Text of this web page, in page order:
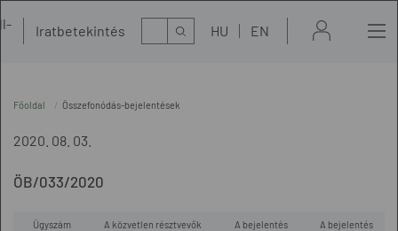
Iratbetekintés Kereső HU EN
Főoldal Összefonódás-bejelentések
2020. 08. 03.
ÖB/033/2020
Ügyszám A közvetlen résztvevők
A bejelentés
A bejelentés